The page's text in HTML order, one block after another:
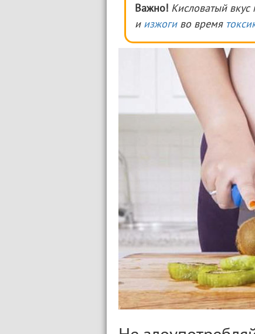
Важно! Кисловатый вкус
и изжогиво время